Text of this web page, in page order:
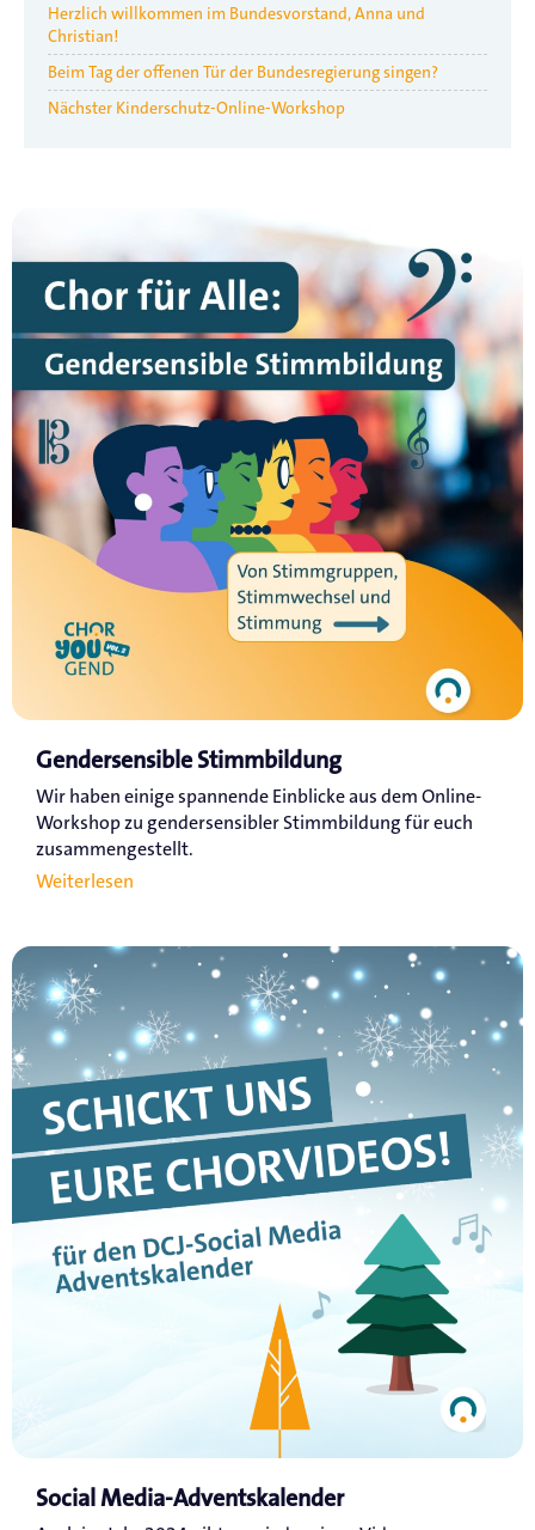
Herzlich willkommen im Bundesvorstand, Anna und
Christian!
Beim Tag der offenen Tür der Bundesregierung singen?
Nächster Kinderschutz-Online-Workshop
Gendersensible Stimmbildung
Wir haben einige spannende Einblicke aus dem Online-
Workshop zu gendersensibler Stimmbildung für euch
zusammengestellt.
Weiterlesen
Social Media-Adventskalender